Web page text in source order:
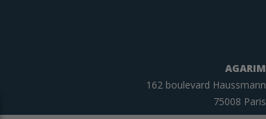
AGARIM
162 boulevard Haussmann
75008 Paris